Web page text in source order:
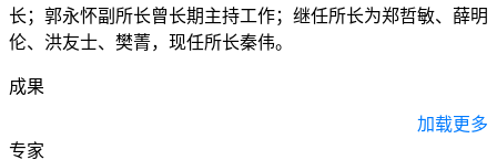
长；郭永怀副所长曾长期主持工作；继任所长为郑哲敏、薛明
伦、洪友士、樊菁，现任所长秦伟。
成果
加载更多
专家